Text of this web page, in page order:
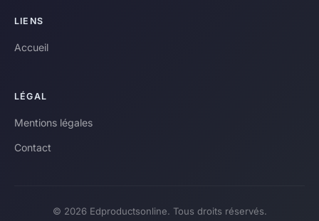
LIENS
Accueil
LÉGAL
Mentions légales
Contact
© 2026 Edproductsonline. Tous droits réservés.